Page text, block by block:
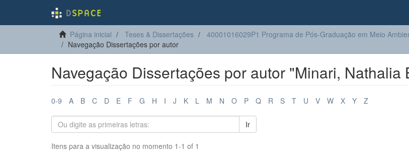
Página inicial Teses & Dissertações 40001016029P1 Programa de Pós-Graduação em Meio
Navegação Dissertações por autor
Navegação Dissertações por autor "Minari, Nathalia
0-9 A B C D E F G H I J K L M N O P Q R S T U V W X Y Z
Ir
Itens para a visualização no momento 1-1 of 1